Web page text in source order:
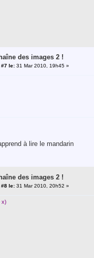
des images 2 !
#7 le: 31 Mar 2010, 19h45 »
à lire le mandarin
des images 2 !
#8 le: 31 Mar 2010, 20h52 »
x)